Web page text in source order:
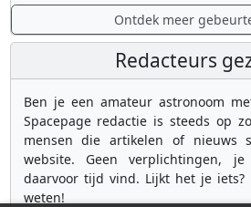
Ontdek meer
Redacteurs
Ben je een amateur astronoom
Spacepage redactie is steeds op
mensen die artikelen of nieuws
website. Geen verplichtingen,
daarvoor tijd vind. Lijkt het je
weten!